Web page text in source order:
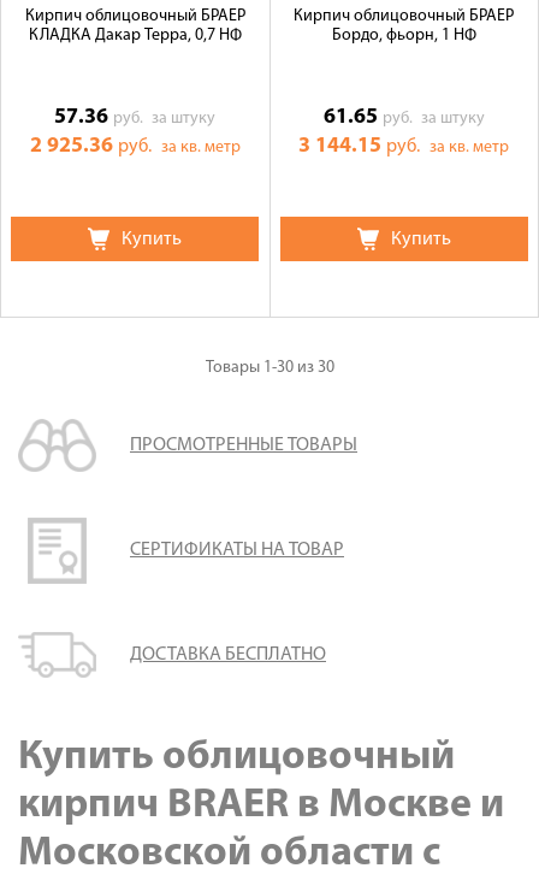
Кирпич облицовочный БРАЕР
КЛАДКА Дакар Терра, 0,7 НФ
57.36 руб.за штуку
2 925.36 руб. за кв. метр
Купить
Кирпич облицовочный БРАЕР
Бордо, фьорн, 1 НФ
61.65 руб. за штуку
3 144.15 руб.за кв. метр
Купить
Товары 1-30из 30
ПРОСМОТРЕННЫЕ ТОВАРЫ
СЕРТИФИКАТЫ НА ТОВАР
ДОСТАВКА БЕСПЛАТНО
Купить облицовочный
кирпич BRAER в Москве и
Московской области с